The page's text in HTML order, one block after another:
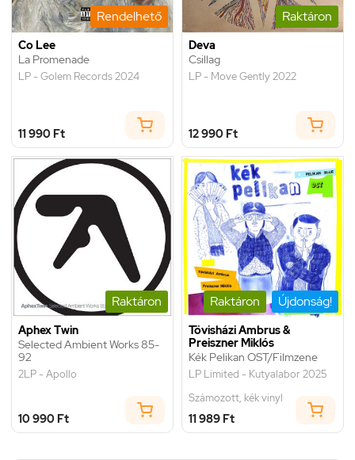
Rendelhető
Co Lee
La Promenade
LP - Golem Records 2024
11 990 Ft
Raktáron
Deva
Csillag
LP - Move Gently 2022
12 990 Ft
Raktáron
Aphex Twin
Selected Ambient Works 85-
92
2LP - Apollo
10 990 Ft
Raktáron Újdonság!
Tövisházi Ambrus &
Preiszner Miklós
Kék Pelikan OST/Filmzene
LP Limited - Kutyalabor 2025
Számozott, kék vinyl
11 989 Ft